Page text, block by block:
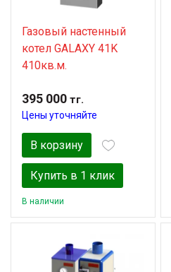
Газовый настенный
котел GALAXY 41K
410кв.м.
395 000 тг.
Цены уточняйте
В корзину
Купить в 1 клик
В наличии